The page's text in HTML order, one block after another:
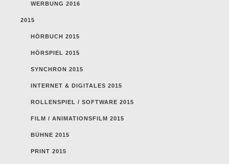
WERBUNG 2016
2015
HÖRBUCH 2015
HÖRSPIEL 2015
SYNCHRON 2015
INTERNET & DIGITALES 2015
ROLLENSPIEL / SOFTWARE 2015
FILM / ANIMATIONSFILM 2015
BÜHNE 2015
PRINT 2015